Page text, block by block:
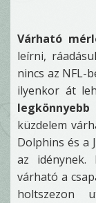
Várható
leírni,
nincs az NFL-
ilyenkor át
küzdelem
Dolphins és a
az idénynek.
várható a
holtszezon